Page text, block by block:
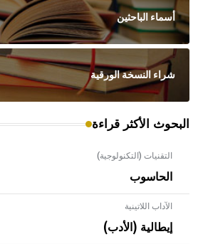
أسماء الباحثين
شراء النسخة الورقية
البحوث الأكثر قراءة
التقنيات (التكنولوجية)
الحاسوب
الآداب اللاتينية
إيطالية (الأدب)